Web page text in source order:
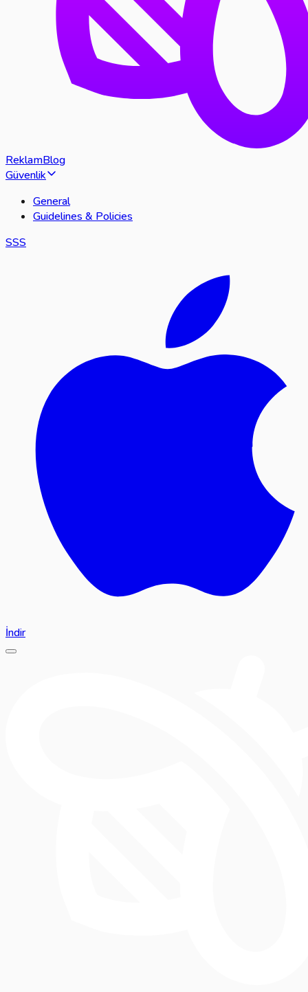
ReklamBlog
Güvenlik
General
Guidelines & Policies
SSS
İndir